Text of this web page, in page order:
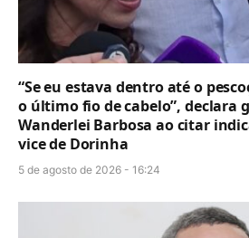
“Se eu estava dentro até o
o último fio de cabelo”, declara
Wanderlei Barbosa ao citar
vice de Dorinha
5 de agosto de 2026 - 16:24